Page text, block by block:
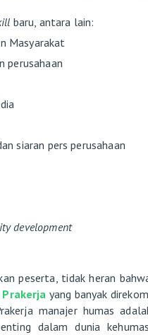
baru, antara lain:
Masyarakat
perusahaan
siaran pers perusahaan
development
peserta, tidak heran
yang banyak
manajer humas
dalam dunia